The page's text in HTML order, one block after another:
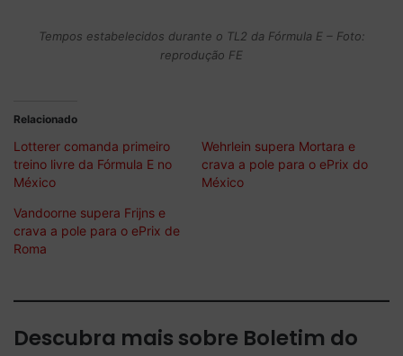
Tempos estabelecidos durante o TL2 da Fórmula E – Foto:
reprodução FE
Relacionado
Lotterer comanda primeiro
treino livre da Fórmula E no
México
Wehrlein supera Mortara e
crava a pole para o ePrix do
México
Vandoorne supera Frijns e
crava a pole para o ePrix de
Roma
Descubra mais sobre Boletim do